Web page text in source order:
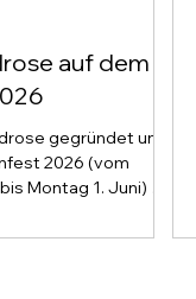
auf dem
gegründet und
2026 (vom
Montag 1. Juni) auf
ist „Mitmachen